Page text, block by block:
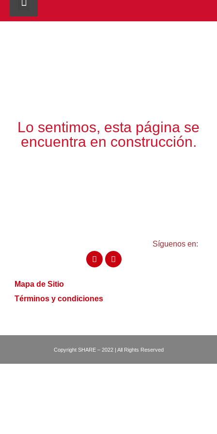
Lo sentimos, esta página se
encuentra en construcción.
Síguenos en:
Mapa de Sitio
Términos y condiciones
Copyright SHARE – 2022 | All Rights Reserved